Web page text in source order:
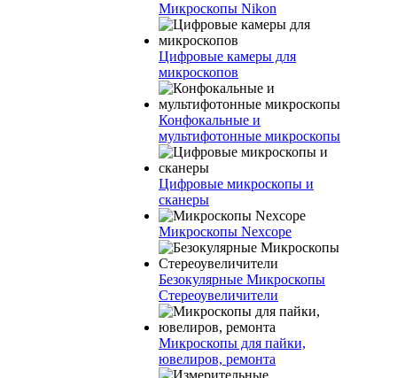
Микроскопы Nikon
Цифровые камеры для
микроскопов
Конфокальные и
мультифотонные микроскопы
Цифровые микроскопы и
сканеры
Микроскопы Nexcope
Безокулярные Микроскопы
Стереоувеличители
Микроскопы для пайки,
ювелиров, ремонта